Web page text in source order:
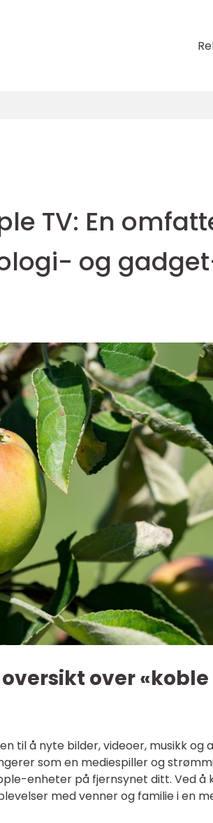
TV: En
og
over «koble
til å nyte bilder, videoer, musikk og
som en mediespiller og
enheter på fjernsynet ditt. Ved å
med venner og familie i en